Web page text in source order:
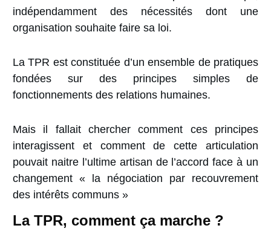
indépendamment des nécessités dont une
organisation souhaite faire sa loi.
La TPR est constituée d’un ensemble de pratiques
fondées sur des principes simples de
fonctionnements des relations humaines.
Mais il fallait chercher comment ces principes
interagissent et comment de cette articulation
pouvait naitre l’ultime artisan de l’accord face à un
changement «
la négociation par recouvrement
des intérêts communs »
La TPR, comment ça marche ?